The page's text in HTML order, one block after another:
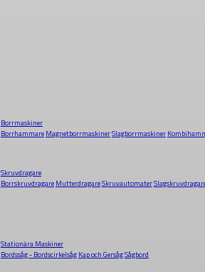
Borrmaskiner
Borrhammare MagnetborrmaskinerSlagborrmaskiner
Skruvdragare
Borrskruvdragare MutterdragareSkruvautomater
Stationära Maskiner
Bordssåg - Bordscirkelsåg Kap och GersågSågbord